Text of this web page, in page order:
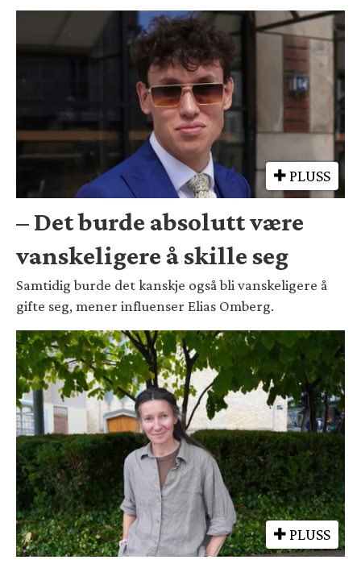
PLUSS
– Det burde absolutt være
vanskeligere å skille seg
Samtidig burde det kanskje også bli vanskeligere å
gifte seg, mener influenser Elias Omberg.
PLUSS